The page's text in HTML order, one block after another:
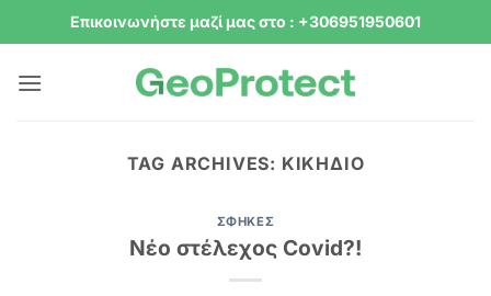
Μετάβαση
στο
Επικοινωνήστε μαζί μας στο : +306951950601
TAG ARCHIVES: ΚΙΚΉΔΙΟ
ΣΦΉΚΕΣ
Νέο στέλεχος Covid?!